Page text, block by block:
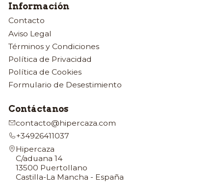
Información
Contacto
Aviso Legal
Términos y Condiciones
Política de Privacidad
Política de Cookies
Formulario de Desestimiento
Contáctanos
contacto@hipercaza.com
+34926411037
Hipercaza
C/aduana 14
13500 Puertollano
Castilla-La Mancha - España